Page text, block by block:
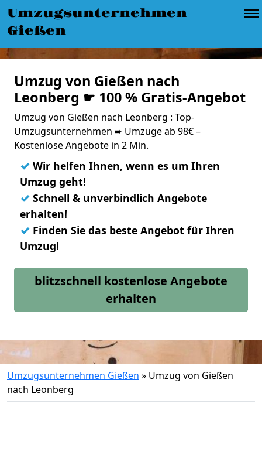
Umzugsunternehmen
Gießen
Umzug von Gießen nach
Leonberg ☛ 100 % Gratis-Angebot
Umzug von Gießen nach Leonberg : Top-
Umzugsunternehmen ➨ Umzüge ab 98€ –
Kostenlose Angebote in 2 Min.
✓ Wir helfen Ihnen, wenn es um Ihren
Umzug geht!
✓ Schnell & unverbindlich Angebote
erhalten!
✓ Finden Sie das beste Angebot für Ihren
Umzug!
blitzschnell kostenlose Angebote
erhalten
Umzugsunternehmen Gießen » Umzug von Gießen
nach Leonberg